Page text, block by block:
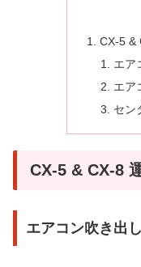
CX-5 &
エア
エア
セン
CX-5 & CX-8
エアコン吹き出